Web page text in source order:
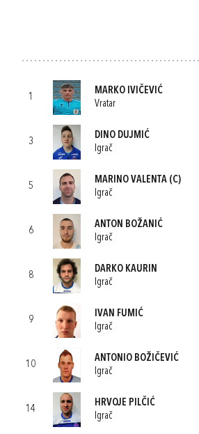
1
MARKO IVIČEVIĆ
Vratar
3
DINO DUJMIĆ
Igrač
5
MARINO VALENTA (C)
Igrač
6
ANTON BOŽANIĆ
Igrač
8
DARKO KAURIN
Igrač
9
IVAN FUMIĆ
Igrač
10
ANTONIO BOŽIČEVIĆ
Igrač
14
HRVOJE PILČIĆ
Igrač